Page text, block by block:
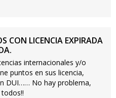
CON LICENCIA EXPIRADA
internacionales y/o
puntos en sus licencia,
DUI…… No hay problema,